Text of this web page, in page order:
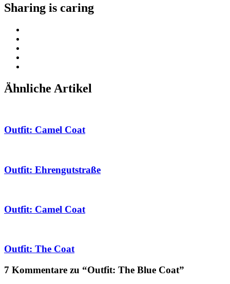
Sharing is caring
Ähnliche Artikel
Outfit: Camel Coat
Outfit: Ehrengutstraße
Outfit: Camel Coat
Outfit: The Coat
7 Kommentare zu “Outfit: The Blue Coat”